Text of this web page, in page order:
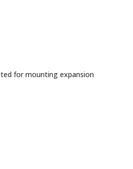
for mounting expansion